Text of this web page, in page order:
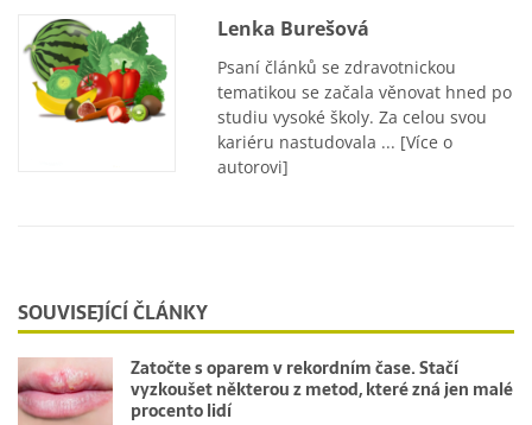
Lenka Burešová
Psaní článků se zdravotnickou
tematikou se začala věnovat hned po
studiu vysoké školy. Za celou svou
kariéru nastudovala ... [Více o
autorovi]
SOUVISEJÍCÍ ČLÁNKY
Zatočte s oparem v rekordním čase. Stačí
vyzkoušet některou z metod, které zná jen malé
procento lidí